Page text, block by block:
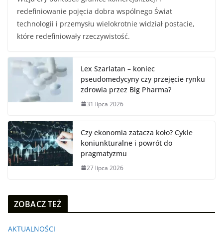
redefiniowanie pojęcia dobra wspólnego Świat
technologii i przemysłu wielokrotnie widział postacie,
które redefiniowały rzeczywistość.
Lex Szarlatan – koniec
pseudomedycyny czy przejęcie rynku
zdrowia przez Big Pharma?
31 lipca 2026
Czy ekonomia zatacza koło? Cykle
koniunkturalne i powrót do
pragmatyzmu
27 lipca 2026
ZOBACZ TEŻ
AKTUALNOŚCI